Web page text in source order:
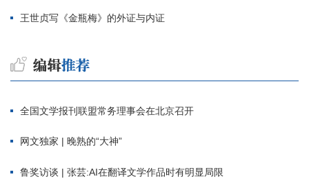
王世贞写《金瓶梅》的外证与内证
全国文学报刊联盟常务理事会在北京召开
网文独家 | 晚熟的“大神”
鲁奖访谈 | 张芸:AI在翻译文学作品时有明显局限